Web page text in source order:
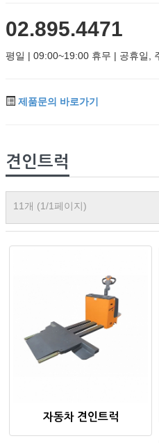
02.895.4471
평일 | 09:00~19:00 휴무 | 공휴일,
제품문의 바로가기
견인트럭
11개 (1/1페이지)
자동차 견인트럭